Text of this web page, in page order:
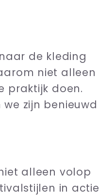
de kleding
niet alleen
praktijk doen.
zijn benieuwd
alleen volop
in actie